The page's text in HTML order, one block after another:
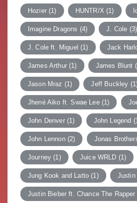
Hozier(1) HUNTR/X (1)
Imagine Dragons (4) J. Cole (3)
J. Cole ft. Miguel (1) Jack
James Arthur(1) James Blunt
Jason Mraz (1) Jeff Buckley
Jhené Aiko ft. Swae Lee(1)
John Denver(1) John Legend
John Lennon(2) Jonas
Journey (1) Juice WRLD (1)
Jung Kook and Latto (1) Justin
Justin Bieber ft. Chance The Rapper